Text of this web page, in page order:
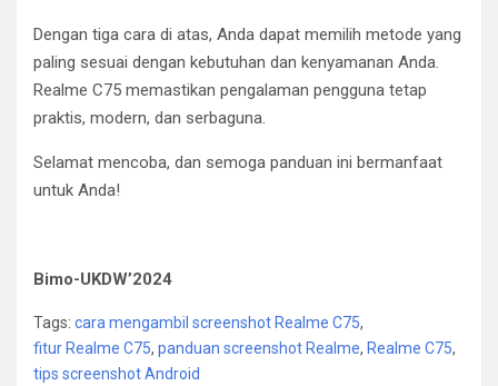
Dengan tiga cara di atas, Anda dapat memilih metode yang
paling sesuai dengan kebutuhan dan kenyamanan Anda.
Realme C75 memastikan pengalaman pengguna tetap
praktis, modern, dan serbaguna.
Selamat mencoba, dan semoga panduan ini bermanfaat
untuk Anda!
Bimo-UKDW’2024
Tags: cara mengambil screenshot Realme C75,
fitur Realme C75, panduan screenshot Realme, Realme C75,
tips screenshot Android